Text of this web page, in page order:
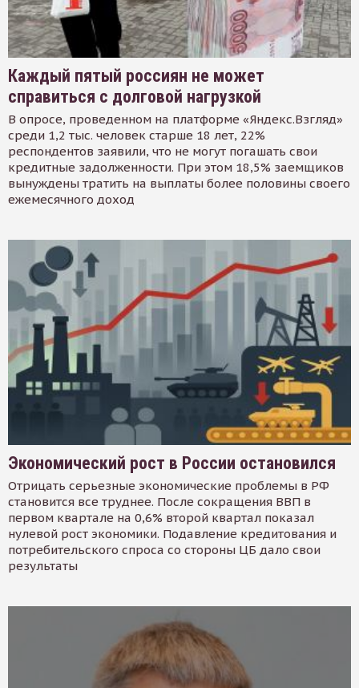
Каждый пятый россиян не может
справиться с долговой нагрузкой
В опросе, проведенном на платформе «Яндекс.Взгляд»
среди 1,2 тыс. человек старше 18 лет, 22%
респондентов заявили, что не могут погашать свои
кредитные задолженности. При этом 18,5% заемщиков
вынуждены тратить на выплаты более половины своего
ежемесячного доход
Экономический рост в России остановился
Отрицать серьезные экономические проблемы в РФ
становится все труднее. После сокращения ВВП в
первом квартале на 0,6% второй квартал показал
нулевой рост экономики. Подавление кредитования и
потребительского спроса со стороны ЦБ дало свои
результаты